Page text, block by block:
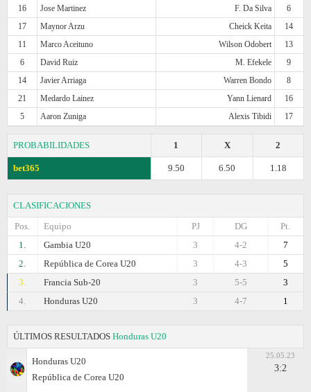
16
Jose Martinez F. Da Silva
6
17
Maynor Arzu Cheick Keita
14
11
Marco Aceituno Wilson Odobert
13
6
David Ruiz M. Efekele
9
14
Javier Arriaga Warren Bondo
8
21
Medardo Lainez Yann Lienard
16
5
Aaron Zuniga Alexis Tibidi 17
PROBABILIDADES 2
X
1
bet365 1.18
6.50
9.50
CLASIFICACIONES
Pos.
Equipo Pt.
DG
PJ
1.
Gambia U20 7
4-2
3
2.
República de Corea U20 5
4-3
3
3.
Francia Sub-20 3
5-5
3
4.
Honduras U20 1
4-7
3
ÚLTIMOS RESULTADOS Honduras U20
Honduras U20
República de Corea U20
25.05.23
3:2